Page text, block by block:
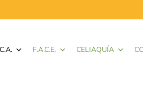
F.A.C.E. CELIAQUÍA